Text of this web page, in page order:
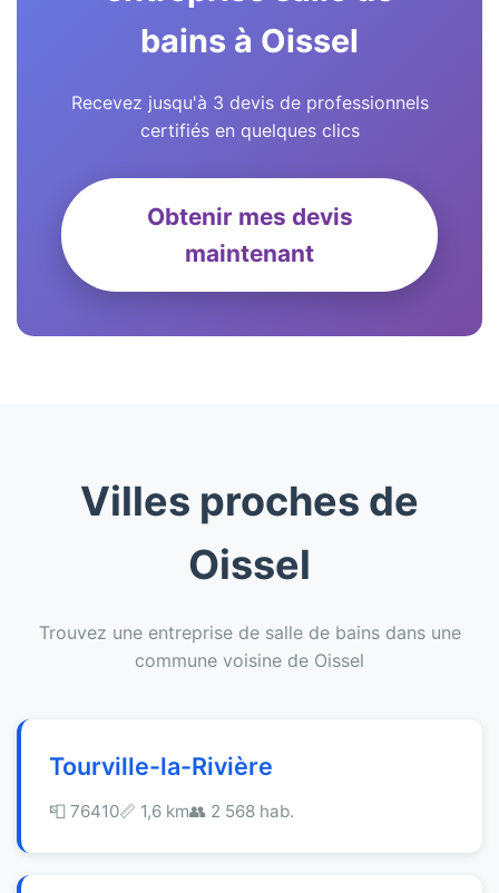
bains à Oissel
Recevez jusqu'à 3 devis de professionnels
certifiés en quelques clics
Obtenir mes devis
maintenant
Villes proches de
Oissel
Trouvez une entreprise de salle de bains dans une
commune voisine de Oissel
Tourville-la-Rivière
📮 76410📏 1,6 km👥 2 568 hab.